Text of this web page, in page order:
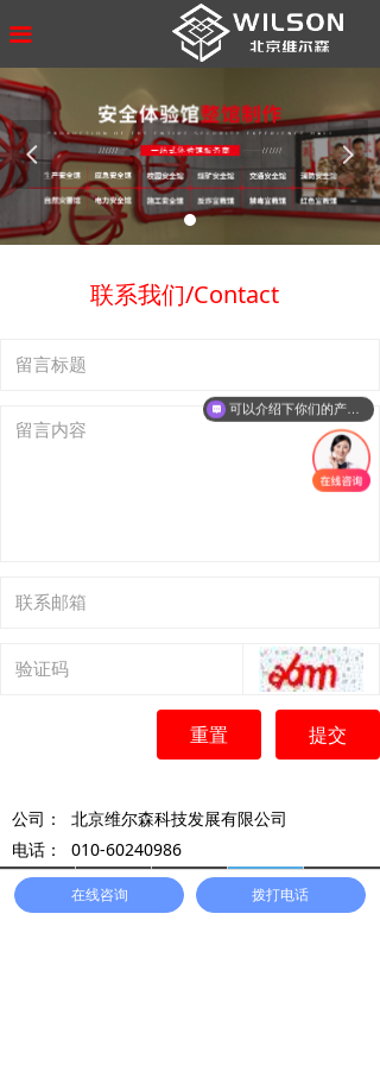
넳 넲
끀
首页
公司介绍
产品/方案
工程案例
智慧创展
新闻中心联系我们/Contact
提交
重置
公司：
北京维尔森科技发展有限公司
电话：
010-60240986
手机： 18611999142
邮箱： 597462646@qq.com
方案展示 工程案例 联系我们 一键拨号
可以介绍下你们的产品么
在线咨询 拨打电话